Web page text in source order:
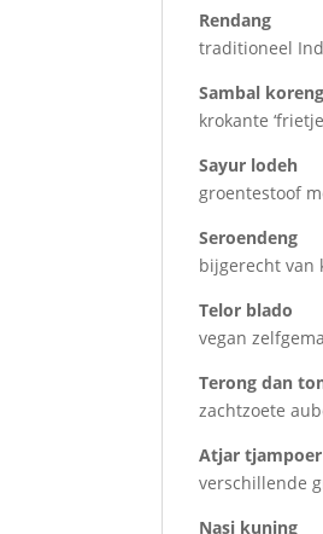
Rendang
traditioneel
Sambal
krokante
Sayur lodeh
groentestoof
Seroendeng
bijgerecht van
Telor blado
vegan
Terong dan
zachtzoete
Atjar tjampoer
verschillende
Nasi kuning